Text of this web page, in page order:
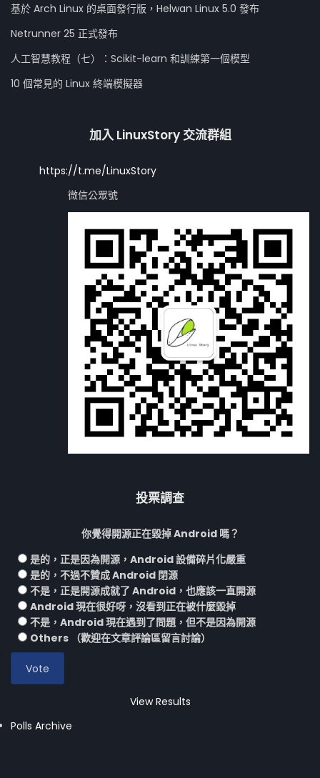
基於 Arch Linux 的桌面發行版，Helwan Linux 5.0 發布
Netrunner 25 正式發布
人工智慧教程（七）：Scikit-learn 和訓練第一個模型
10 個常見的 Linux 終端模擬器
加入 LinuxStory 交流群組
https://t.me/LinuxStory
微信公眾號
投票調查
你覺得開源正在毀掉 Android 嗎？
是的，正是因為開源，Android 設備碎片化嚴重
是的，不過不贊成 Android 閉源
不是，正是開源成就了 Android，也應該一直開源
Android 現在很好呀，沒看到正在被什麼毀掉
不是，Android 現在遇到了問題，但不是因為開源
Others （歡迎在文章評論區留言討論）
View Results
Polls Archive